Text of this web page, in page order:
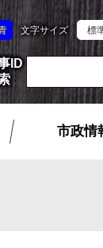
文字サイズ 標
ID
市政情